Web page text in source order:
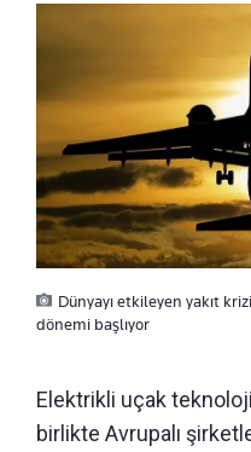
Dünyayı etkileyen yakıt
dönemi başlıyor
Elektrikli uçak
birlikte Avrupalı